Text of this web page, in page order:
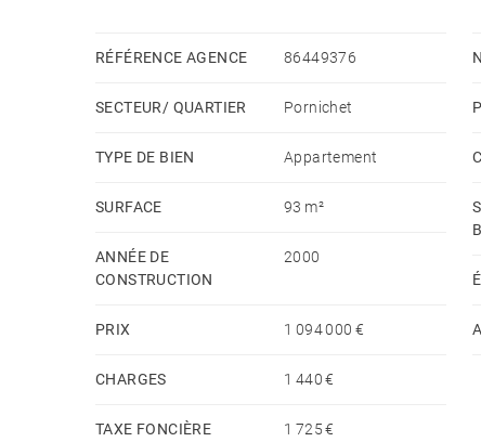
vendeur - Nombre de lots dans la copropriété:
établi à partir des prix de l'énergie de l'année
RÉFÉRENCE AGENCE 86449376
SECTEUR/ QUARTIER Pornichet
TYPE DE BIEN Appartement
SURFACE 93 m²
ANNÉE DE
CONSTRUCTION
2000
PRIX 1 094 000 €
CHARGES 1 440 €
TAXE FONCIÈRE 1 725 €